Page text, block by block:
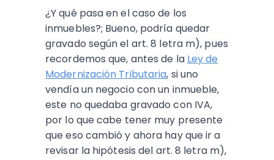
¿Y qué pasa en el caso de los
inmuebles?; Bueno, podría quedar
gravado según el art. 8 letra m), pues
recordemos que, antes de la Ley de
Modernización Tributaria, si uno
vendía un negocio con un inmueble,
este no quedaba gravado con IVA,
por lo que cabe tener muy presente
que eso cambió y ahora hay que ir a
revisar la hipótesis del art. 8 letra m),